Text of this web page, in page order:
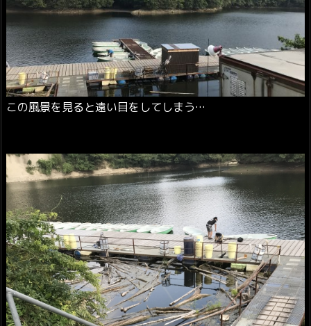
この風景を見ると遠い目をしてしまう…